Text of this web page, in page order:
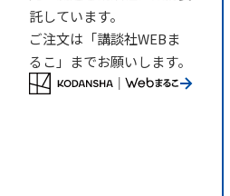
託しています。
ご注文は「講談社WEBま
るこ」までお願いします。